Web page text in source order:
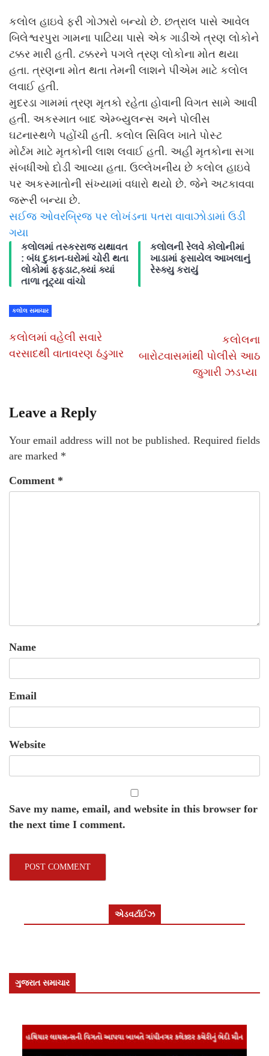
કલોલ હાઇવે ફરી ગોઝારો બન્યો છે. છત્રાલ પાસે આવેલ
બિલેશ્વરપુરા ગામના પાટિયા પાસે એક ગાડીએ ત્રણ લોકોને
ટક્કર મારી હતી. ટક્કરને પગલે ત્રણ લોકોના મોત થયા
હતા. ત્રણના મોત થતા તેમની લાશને પીએમ માટે કલોલ
લવાઈ હતી.
મુદરડા ગામમાં ત્રણ મૃતકો રહેતા હોવાની વિગત સામે આવી
હતી. અકસ્માત બાદ એમ્બ્યુલન્સ અને પોલીસ
ઘટનાસ્થળે પહોંચી હતી. કલોલ સિવિલ ખાતે પોસ્ટ
મોર્ટમ માટે મૃતકોની લાશ લવાઈ હતી. અહી મૃતકોના સગા
સંબધીઓ દોડી આવ્યા હતા. ઉલ્લેખનીય છે કલોલ હાઇવે
પર અકસ્માતોની સંખ્યામાં વધારો થયો છે. જેને અટકાવવા
જરૂરી બન્યા છે.
સઈજ ઓવરબ્રિજ પર લોખંડના પતરા વાવાઝોડામાં ઉડી
ગયા
કલોલમાં તસ્કરરાજ યથાવત
: બંધ દુકાન-ઘરોમાં ચોરી થતા
લોકોમાં ફફડાટ,ક્યાં ક્યાં
તાળા તૂટ્યા વાંચો
કલોલની રેલવે કોલોનીમાં
ખાડામાં ફસાયેલ આખલાનું
રેસ્ક્યુ કરાયું
કલોલ સમાચાર
કલોલમાં વહેલી સવારે
વરસાદથી વાતાવરણ ઠંડુગાર
કલોલના
બારોટવાસમાંથી પોલીસે આઠ
જુગારી ઝડપ્યા
Leave a Reply
Your email address will not be published. Required fields
are marked *
Comment *
Name
Email
Website
Save my name, email, and website in this browser for
the next time I comment.
એડવર્ટાઈઝ
ગુજરાત સમાચાર